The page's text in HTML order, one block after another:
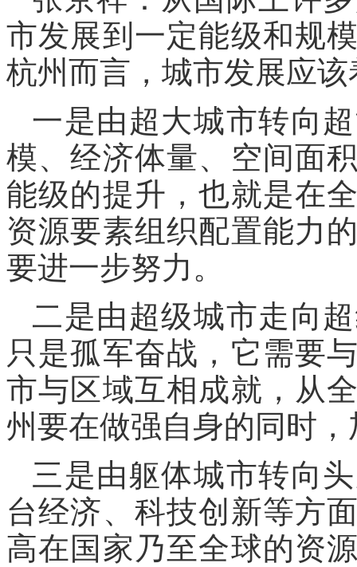
市发展到一定能级和规
杭州而言，城市发展应
一是由超大城市转向
模、经济体量、空间面
能级的提升，也就是在
资源要素组织配置能力
要进一步努力。
二是由超级城市走向
只是孤军奋战，它需要
市与区域互相成就，从
州要在做强自身的同时
三是由躯体城市转向
台经济、科技创新等方
高在国家乃至全球的资